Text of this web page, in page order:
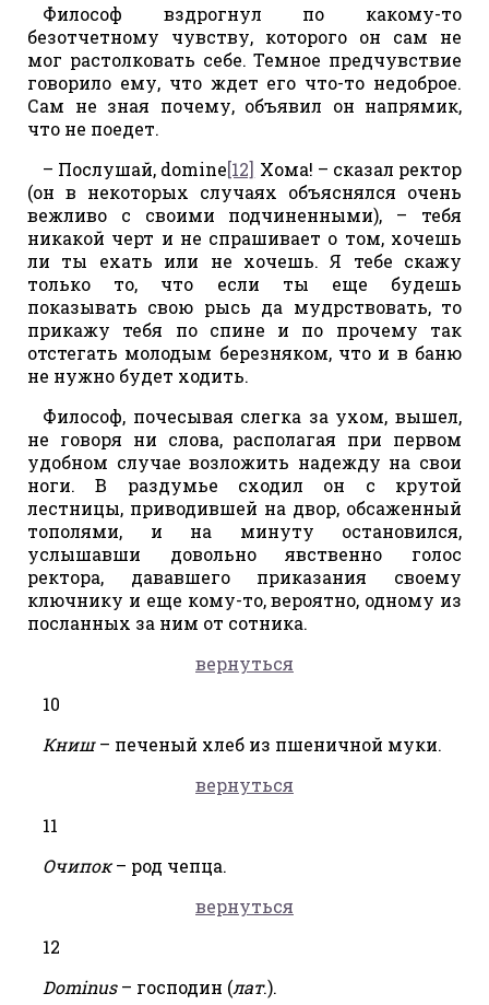
Философ вздрогнул по какому-то
безотчетному чувству, которого он сам не
мог растолковать себе. Темное предчувствие
говорило ему, что ждет его что-то недоброе.
Сам не зная почему, объявил он напрямик,
что не поедет.
– Послушай, domine[12] Хома! – сказал ректор
(он в некоторых случаях объяснялся очень
вежливо с своими подчиненными), – тебя
никакой черт и не спрашивает о том, хочешь
ли ты ехать или не хочешь. Я тебе скажу
только то, что если ты еще будешь
показывать свою рысь да мудрствовать, то
прикажу тебя по спине и по прочему так
отстегать молодым березняком, что и в баню
не нужно будет ходить.
Философ, почесывая слегка за ухом, вышел,
не говоря ни слова, располагая при первом
удобном случае возложить надежду на свои
ноги. В раздумье сходил он с крутой
лестницы, приводившей на двор, обсаженный
тополями, и на минуту остановился,
услышавши довольно явственно голос
ректора, дававшего приказания своему
ключнику и еще кому-то, вероятно, одному из
посланных за ним от сотника.
вернуться
10
Книш– печеный хлеб из пшеничной муки.
вернуться
11
Очипок– род чепца.
вернуться
12
Dominus– господин (лат.).